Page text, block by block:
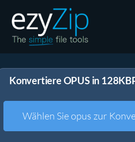
Entpacken
Weitere Tools
Konvertiere OPUS in
Wählen Sie opus zur